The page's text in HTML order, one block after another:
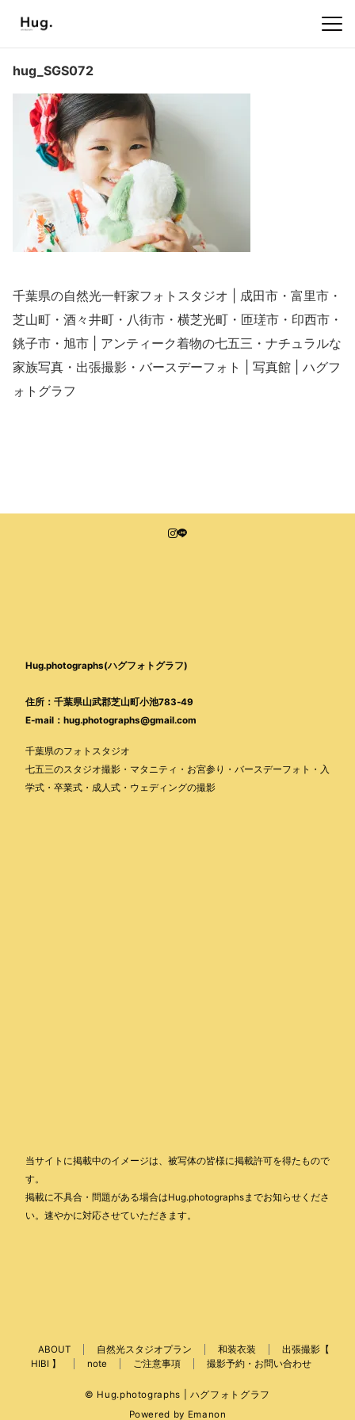
hug_SGS072
千葉県の自然光一軒家フォトスタジオ | 成田市・富里市・
芝山町・酒々井町・八街市・横芝光町・匝瑳市・印西市・
銚子市・旭市 | アンティーク着物の七五三・ナチュラルな
家族写真・出張撮影・バースデーフォト | 写真館 | ハグフ
ォトグラフ
Hug.photographs(ハグフォトグラフ)
住所：千葉県山武郡芝山町小池783-49
E-mail：hug.photographs@gmail.com
千葉県のフォトスタジオ
七五三のスタジオ撮影・マタニティ・お宮参り・バースデーフォト・入
学式・卒業式・成人式・ウェディングの撮影
当サイトに掲載中のイメージは、被写体の皆様に掲載許可を得たもので
す。
掲載に不具合・問題がある場合はHug.photographsまでお知らせくださ
い。速やかに対応させていただきます。
ABOUT 自然光スタジオプラン 和装衣装
出張撮影【
HIBI 】
note ご注意事項 撮影予約・お問い合わせ
© Hug.photographs | ハグフォトグラフ
Powered by Emanon